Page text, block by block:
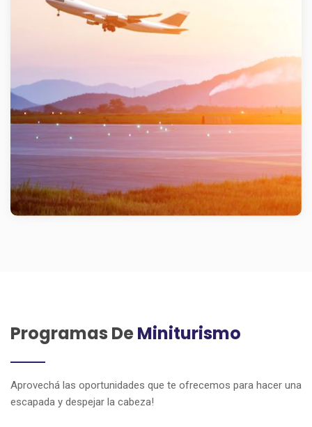
Programas DeMiniturismo
Aprovechá las oportunidades que te ofrecemos para hacer una
escapada y despejar la cabeza!